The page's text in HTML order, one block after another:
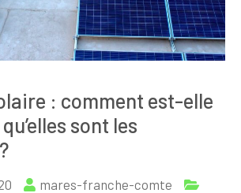
: comment est-elle
sont les
mares-franche-comte